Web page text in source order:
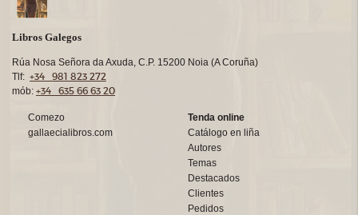
Libros Galegos
Rúa Nosa Señora da Axuda, C.P. 15200 Noia (A Coruña)
Tlf: +34 981 823 272
mób: +34 635 66 63 20
Comezo
gallaecialibros.com
Tenda online
Catálogo en liña
Autores
Temas
Destacados
Clientes
Pedidos